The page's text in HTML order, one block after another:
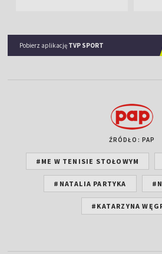
Pobierz aplikację TVP SPORT
ŹRÓDŁO: PAP
#ME W TENISIE STOŁOWYM
#NATALIA PARTYKA
#KATARZYNA